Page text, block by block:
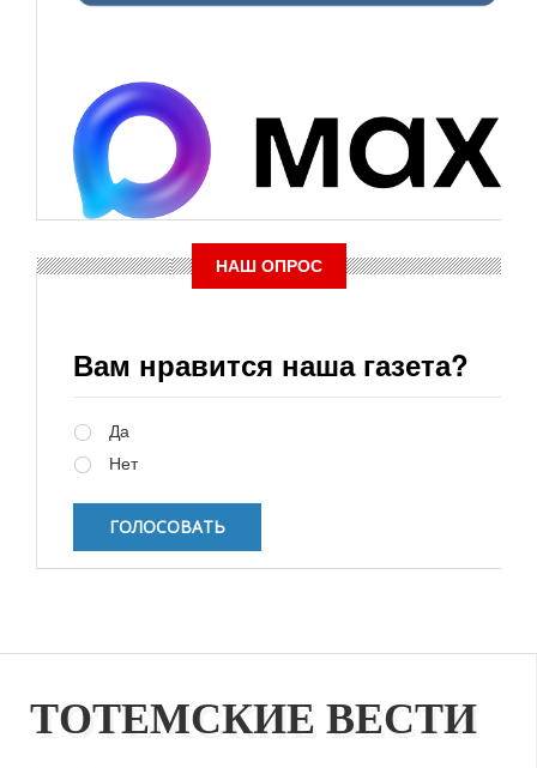
НАШ ОПРОС
Вам нравится наша газета?
Да
Нет
ТОТЕМСКИЕ ВЕСТИ